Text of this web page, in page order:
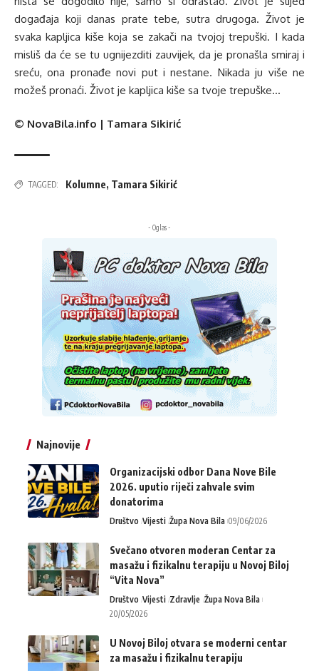
događaja koji danas prate tebe, sutra drugoga. Život je
svaka kapljica kiše koja se zakači na tvojoj trepuški. I kada
misliš da će se tu ugnijezditi zauvijek, da je pronašla smiraj i
sreću, ona pronađe novi put i nestane. Nikada ju više ne
možeš pronaći. Život je kapljica kiše sa tvoje trepuške…
© NovaBila.info | Tamara Sikirić
TAGGED: Kolumne, Tamara Sikirić
- Oglas -
Najnovije
Organizacijski odbor Dana Nove Bile
2026. uputio riječi zahvale svim
donatorima
Društvo Vijesti Župa Nova Bila 09/06/2026
Svečano otvoren moderan Centar za
masažu i fizikalnu terapiju u Novoj Biloj
“Vita Nova”
Društvo Vijesti Zdravlje Župa Nova Bila
20/05/2026
U Novoj Biloj otvara se moderni centar
za masažu i fizikalnu terapiju